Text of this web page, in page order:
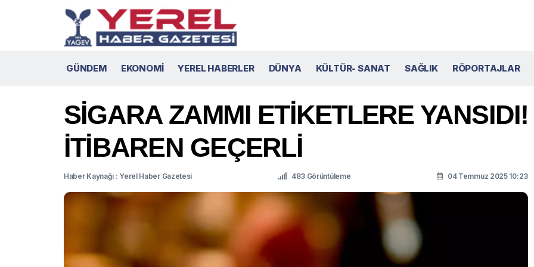
GÜNDEM EKONOMİ YEREL HABERLER DÜNYA KÜLTÜR- SANAT SAĞLIK RÖPORTAJLAR
SİGARA ZAMMI ETİKETLERE
İTİBAREN GEÇERLİ
Haber Kaynağı : Yerel Haber Gazetesi 483 Görüntüleme 04 Temmuz 2025 10:23